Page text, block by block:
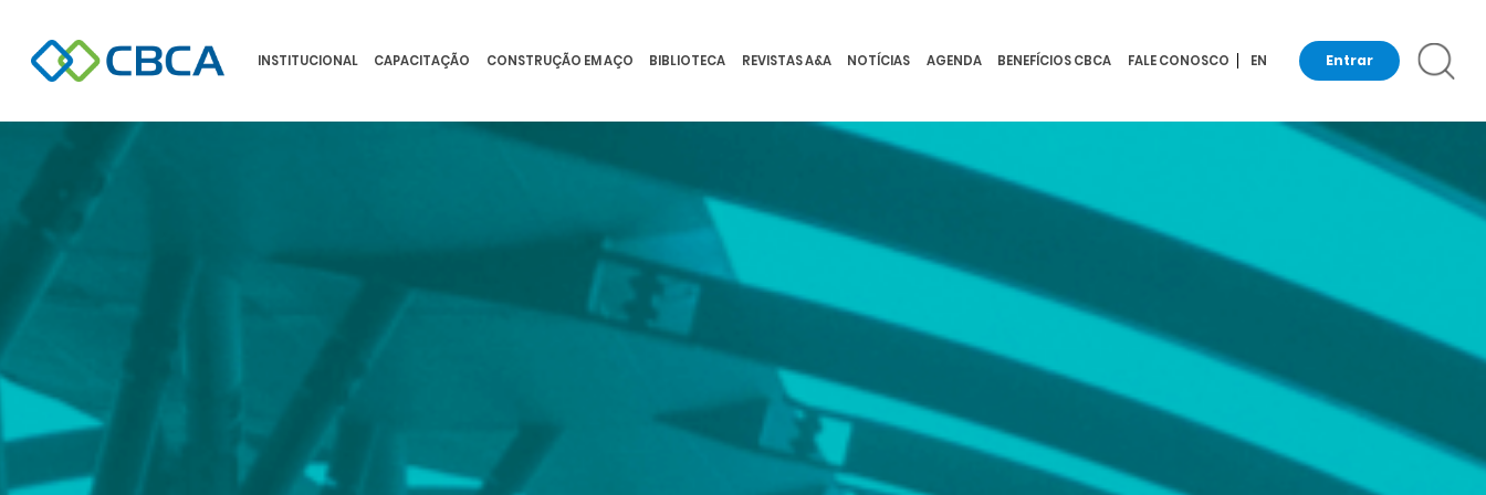
INSTITUCIONAL CAPACITAÇÃO CONSTRUÇÃO EM AÇO BIBLIOTECA REVISTAS A&A NOTÍCIAS AGENDA BENEFÍCIOS CBCA FALE CONOSCO EN Entrar